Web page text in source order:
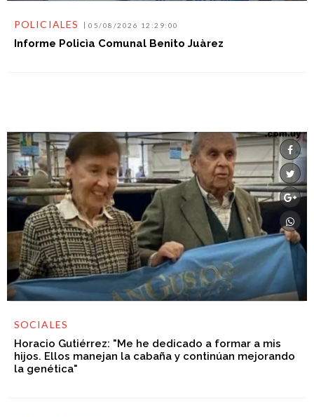
POLICIALES 05/08/2026 12:29:00
Informe Policìa Comunal Benito Juàrez
SOCIALES
Horacio Gutiérrez: "Me he dedicado a formar a mis
hijos. Ellos manejan la cabaña y continúan mejorando
la genética"